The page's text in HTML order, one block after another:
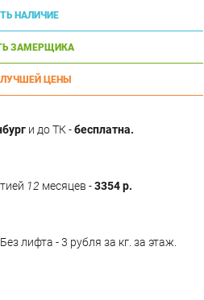
НАЛИЧИЕ
ЗАМЕРЩИКА
ЛУЧШЕЙ ЦЕНЫ
и до ТК -бесплатна.
12 месяцев -3354 р.
Без лифта - 3 рубля за кг. за этаж.